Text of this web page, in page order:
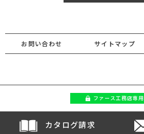
お問い合わせ サイトマップ
ファース工務店専用
カタログ請求